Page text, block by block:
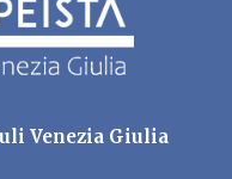
Venezia Giulia